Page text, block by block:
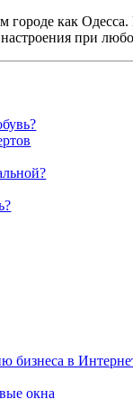
как
при
бизнеса в
окна